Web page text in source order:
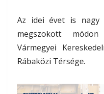
Az idei évet is nagy
megszokott
Vármegyei
Rábaközi Térsége.